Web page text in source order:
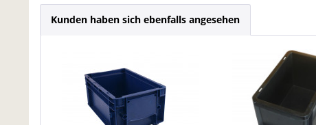
Kunden haben sich ebenfalls angesehen